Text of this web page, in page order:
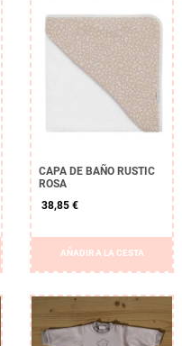
CAPA DE BAÑO RUSTIC
ROSA
38,85 €
AÑADIR A LA CESTA